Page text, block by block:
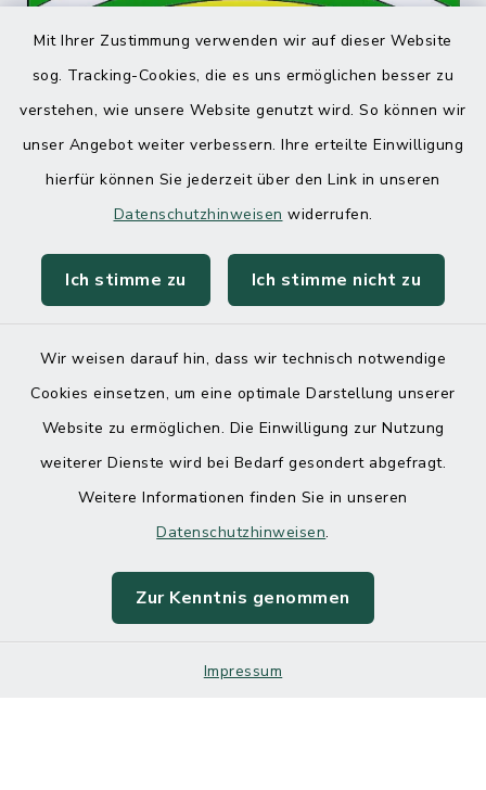
Mit Ihrer Zustimmung verwenden wir auf dieser Website
sog. Tracking-Cookies, die es uns ermöglichen besser zu
verstehen, wie unsere Website genutzt wird. So können wir
unser Angebot weiter verbessern. Ihre erteilte Einwilligung
hierfür können Sie jederzeit über den Link in unseren
Datenschutzhinweisen widerrufen.
Ich stimme zu Ich stimme nicht zu
Wir weisen darauf hin, dass wir technisch notwendige
Cookies einsetzen, um eine optimale Darstellung unserer
Website zu ermöglichen. Die Einwilligung zur Nutzung
weiterer Dienste wird bei Bedarf gesondert abgefragt.
Weitere Informationen finden Sie in unseren
Datenschutzhinweisen.
Zur Kenntnis genommen
Impressum
Kontakt
Barrierefreiheit
Datenschutz
Sitemap
Cookie-Einstellungen